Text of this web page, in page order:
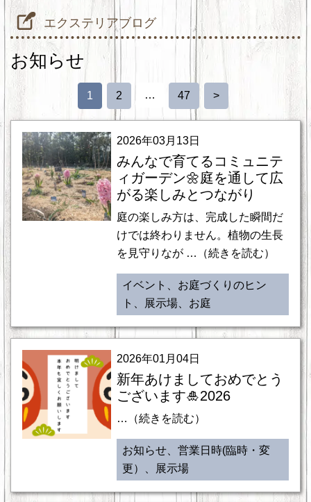
エクステリアブログ
お知らせ
1 2 … 47 >
2026年03月13日
みんなで育てるコミュニテ
ィガーデン🌼庭を通して広
がる楽しみとつながり
庭の楽しみ方は、完成した瞬間だ
けでは終わりません。植物の生長
を見守りなが …（続きを読む）
イベント、お庭づくりのヒン
ト、展示場、お庭
2026年01月04日
新年あけましておめでとう
ございます🎍2026
…（続きを読む）
お知らせ、営業日時(臨時・変
更）、展示場